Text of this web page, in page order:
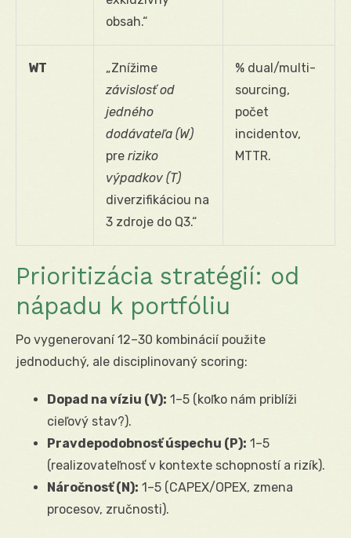
obsah.“
WT
„Znížime
závislosť od
jedného
dodávateľa (W)
pre riziko
výpadkov (T)
diverzifikáciou na
3 zdroje do Q3.“
% dual/multi-
sourcing,
počet
incidentov,
MTTR.
Prioritizácia stratégií: od
nápadu k portfóliu
Po vygenerovaní 12–30 kombinácií použite
jednoduchý, ale disciplinovaný scoring:
Dopad na víziu (V): 1–5 (koľko nám priblíži
cieľový stav?).
Pravdepodobnosť úspechu (P): 1–5
(realizovateľnosť v kontexte schopností a rizík).
Náročnosť (N): 1–5 (CAPEX/OPEX, zmena
procesov, zručnosti).